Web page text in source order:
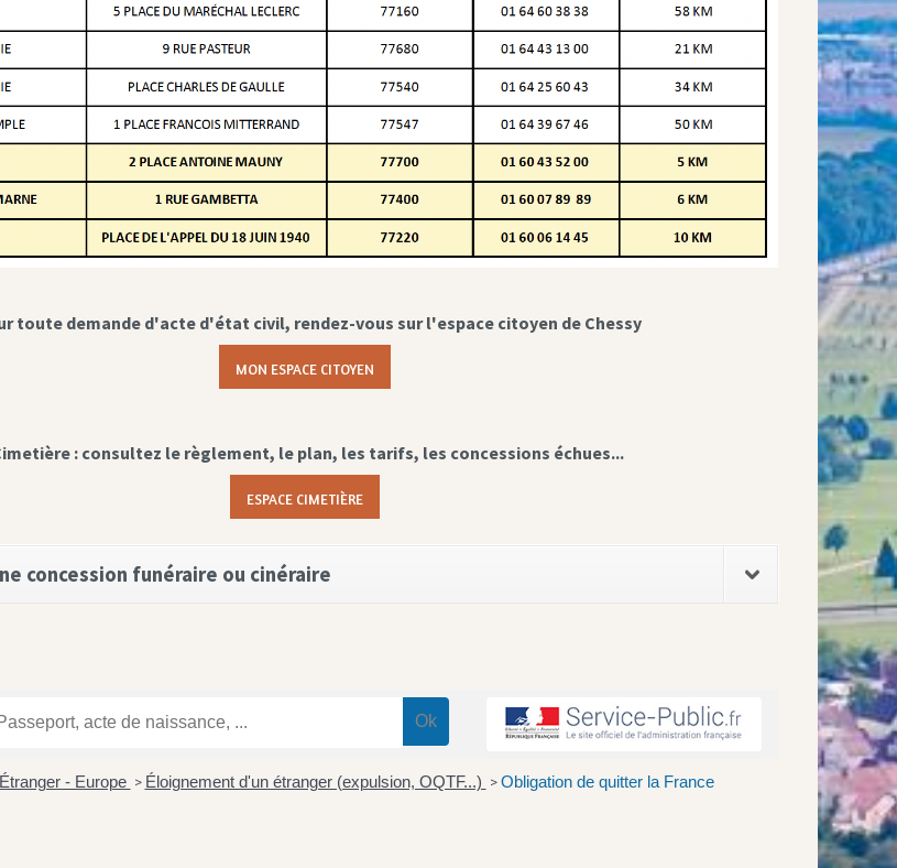
toute demande d'acte d'état civil, rendez-vous sur l'espace citoyen de Chessy
MON ESPACE CITOYEN
: consultez le règlement, le plan, les tarifs, les concessions échues...
ESPACE CIMETIÈRE
concession funéraire ou cinéraire
Étranger - Europe > Éloignement d'un étranger (expulsion, OQTF...) > Obligation de quitter la France